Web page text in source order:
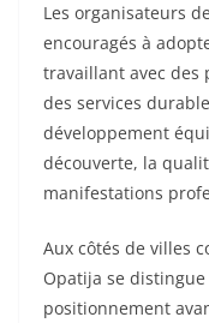
Les organisateurs de
encouragés à
travaillant avec des
des services
développement
découverte, la
manifestations
Aux côtés de villes
Opatija se
positionnement